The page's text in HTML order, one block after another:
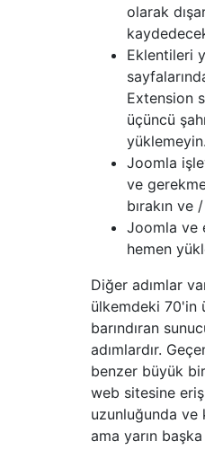
olarak
Eklentileri
Extension
üçüncü
yüklemeyin.
Joomla
ve
bırakın ve
Joomla ve
hemen
Diğer adımlar
ülkemdeki 70'in
barındıran
adımlardır.
benzer büyük
web sitesine
uzunluğunda ve
ama yarın